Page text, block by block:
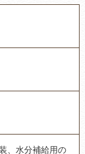
、水分補給用の